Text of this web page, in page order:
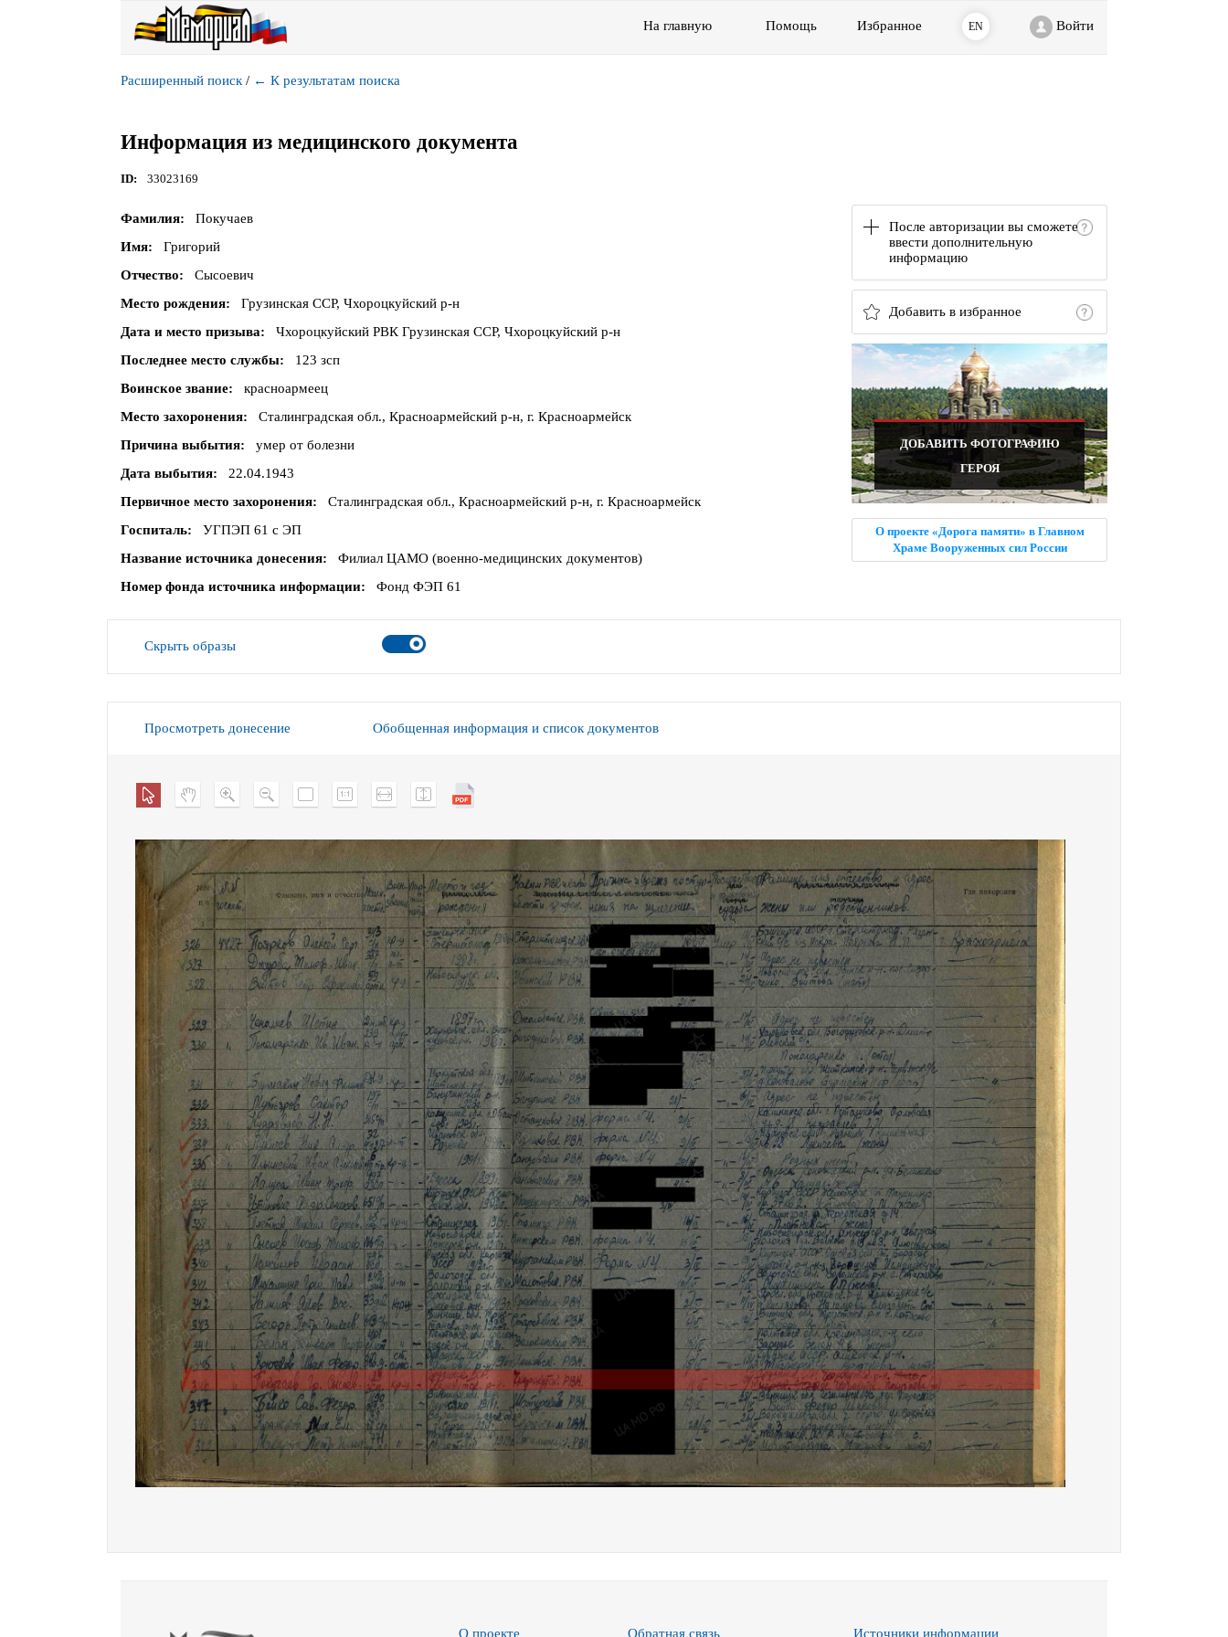
На главную Помощь Избранное EN Войти
Расширенный поиск / ← К результатам поиска
Информация из медицинского документа
ID 33023169
После авторизации вы сможете
ввести дополнительную
информацию
Добавить в избранное
ДОБАВИТЬ ФОТОГРАФИЮ
ГЕРОЯ
О проекте «Дорога памяти» в Главном
Храме Вооруженных сил России
Фамилия
Покучаев
Имя
Григорий
Отчество
Сысоевич
Место рождения
Грузинская ССР, Чхороцкуйский р-н
Дата и место призыва
Чхороцкуйский РВК Грузинская ССР, Чхороцкуйский р-н
Последнее место службы
123 зсп
Воинское звание
красноармеец
Место захоронения
Сталинградская обл., Красноармейский р-н, г. Красноармейск
Причина выбытия
умер от болезни
Дата выбытия
22.04.1943
Первичное место захоронения
Сталинградская обл., Красноармейский р-н, г. Красноармейск
Госпиталь
УГПЭП 61 с ЭП
Название источника донесения
Филиал ЦАМО (военно-медицинских документов)
Номер фонда источника информации
Фонд ФЭП 61
Скрыть образы
Просмотреть донесение Обобщенная информация и список документов
О проекте Обратная связь Источники информации